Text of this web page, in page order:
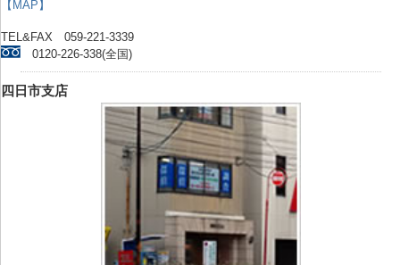
【MAP】
TEL&FAX 059-221-3339
0120-226-338(全国)
四日市支店